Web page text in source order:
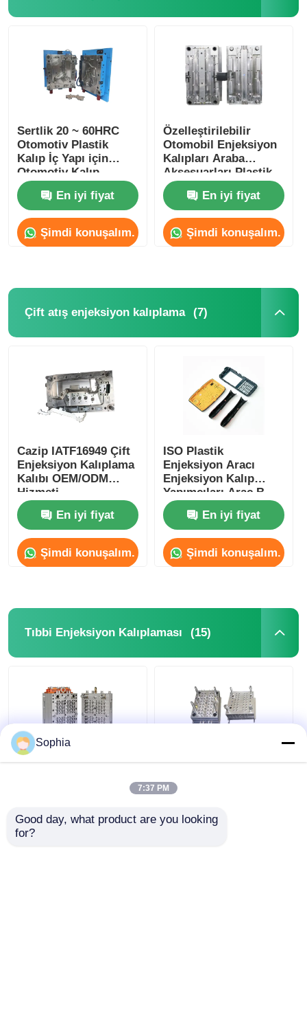
Sertlik 20 ~ 60HRC
Otomotiv Plastik
Kalıp İç Yapı için
Otomotiv Kalıp
En iyi fiyat
Şimdi konuşalım.
Özelleştirilebilir
Otomobil Enjeksiyon
Kalıpları Araba
Aksesuarları Plastik
Enjeksiyon Kalıpları
En iyi fiyat
Şimdi konuşalım.
Çift atış enjeksiyon kalıplama (7)
Cazip IATF16949 Çift
Enjeksiyon Kalıplama
Kalıbı OEM/ODM
Hizmeti
En iyi fiyat
Şimdi konuşalım.
ISO Plastik
Enjeksiyon Aracı
Enjeksiyon Kalıp
Yapımcıları Araç B
Sütunu Inter Trim
Panel Özelleştirme
En iyi fiyat
Şimdi konuşalım.
Tıbbi Enjeksiyon Kalıplaması (15)
Enjeksiyon Kalıplama
Test Tüpü Enjeksiyon
Kalıp Üreticileri 718H
NAK80 Malzemesi
48 Çukurlu Tıbbi
Enjeksiyon Kalıp
Plastik Enjeksiyon
Kalıpları
Sophia
7:37 PM
Good day, what product are you looking
for?